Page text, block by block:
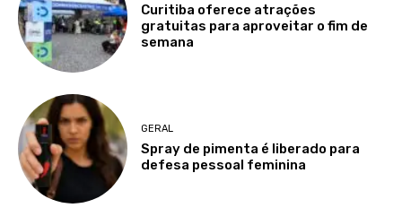
Curitiba oferece atrações
gratuitas para aproveitar o fim de
semana
GERAL
Spray de pimenta é liberado para
defesa pessoal feminina